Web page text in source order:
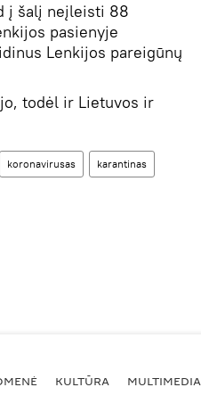
į šalį neįleisti 88
pasienyje
Lenkijos pareigūnų
todėl ir Lietuvos ir
koronavirusas karantinas
KULTŪRA MULTIMEDIA